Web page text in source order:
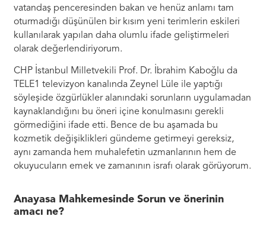
vatandaş penceresinden bakan ve henüz anlamı tam
oturmadığı düşünülen bir kısım yeni terimlerin eskileri
kullanılarak yapılan daha olumlu ifade geliştirmeleri
olarak değerlendiriyorum.
CHP İstanbul Milletvekili Prof. Dr. İbrahim Kaboğlu da
TELE1 televizyon kanalında Zeynel Lüle ile yaptığı
söyleşide özgürlükler alanındaki sorunların uygulamadan
kaynaklandığını bu öneri içine konulmasını gerekli
görmediğini ifade etti. Bence de bu aşamada bu
kozmetik değişiklikleri gündeme getirmeyi gereksiz,
aynı zamanda hem muhalefetin uzmanlarının hem de
okuyucuların emek ve zamanının israfı olarak görüyorum.
Anayasa Mahkemesinde Sorun ve önerinin
amacı ne?